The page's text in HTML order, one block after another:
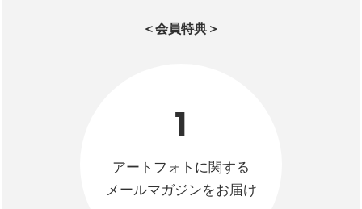
＜会員特典＞
1
アートフォトに関する
メールマガジンをお届け